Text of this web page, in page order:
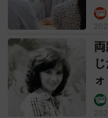
医学的根拠の乏
者に勧める悪徳
節もあり、ほむ
み込むとは…や
ど。研究の最後
む